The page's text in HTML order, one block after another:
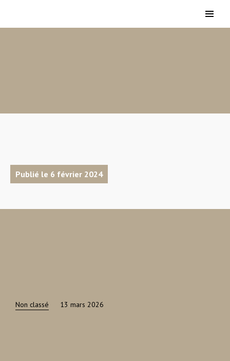
Publié le 6 février 2024
Non classé 13 mars 2026